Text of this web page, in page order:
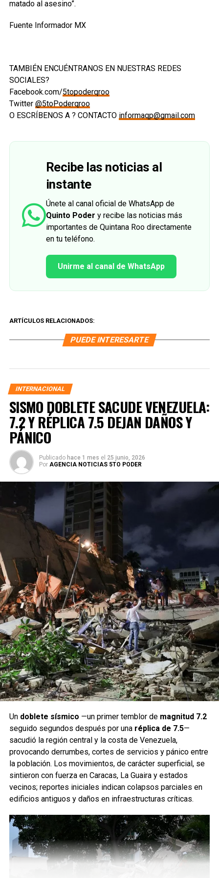
matado al asesino”.
Fuente Informador MX
TAMBIÉN ENCUÉNTRANOS EN NUESTRAS REDES
SOCIALES?
Facebook.com/5topoderqroo
Twitter @5toPoderqroo
O ESCRÍBENOS A ? CONTACTO informaqp@gmail.com
Recibe las noticias al
instante
Únete al canal oficial de WhatsApp de
Quinto Poder y recibe las noticias más
importantes de Quintana Roo directamente
en tu teléfono.
Unirme al canal de WhatsApp
ARTÍCULOS RELACIONADOS:
PUEDE INTERESARTE
INTERNACIONAL
SISMO DOBLETE SACUDE VENEZUELA:
7.2 Y RÉPLICA 7.5 DEJAN DAÑOS Y
PÁNICO
Publicado hace 1 mes el 25 junio, 2026
Por AGENCIA NOTICIAS 5TO PODER
Un doblete sísmico —un primer temblor de magnitud 7.2
seguido segundos después por una réplica de 7.5—
sacudió la región central y la costa de Venezuela,
provocando derrumbes, cortes de servicios y pánico entre
la población. Los movimientos, de carácter superficial, se
sintieron con fuerza en Caracas, La Guaira y estados
vecinos; reportes iniciales indican colapsos parciales en
edificios antiguos y daños en infraestructuras críticas.